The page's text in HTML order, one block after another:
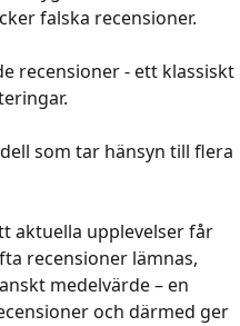
falska recensioner.
recensioner - ett klassiskt
som tar hänsyn till flera
aktuella upplevelser får
recensioner lämnas,
medelvärde – en
och därmed ger